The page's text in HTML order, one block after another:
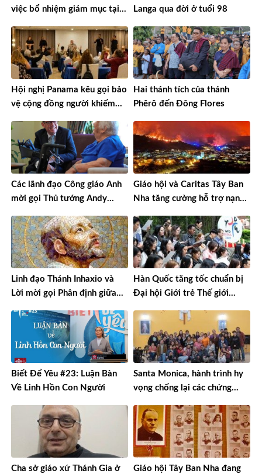
việc bổ nhiệm giám mục tại
Langa qua đời ở tuổi 98
Hội nghị Panama kêu gọi bảo
vệ cộng đồng người khiếm
Hai thánh tích của thánh
Phêrô đến Đông Flores
Các lãnh đạo Công giáo Anh
mời gọi Thủ tướng Andy
giá trị đức tin
Giáo hội và Caritas Tây Ban
Nha tăng cường hỗ trợ nạn
Linh đạo Thánh Inhaxio và
Lời mời gọi Phân định giữa
Hàn Quốc tăng tốc chuẩn bị
Đại hội Giới trẻ Thế giới
Biết Để Yêu #23: Luận Bàn
Về Linh Hồn Con Người
Santa Monica, hành trình hy
vọng chống lại các chứng
Cha sở giáo xứ Thánh Gia ở
Giáo hội Tây Ban Nha đang